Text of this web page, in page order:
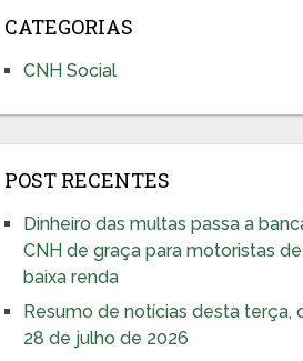
CATEGORIAS
CNH Social
POST RECENTES
Dinheiro das multas passa a
CNH de graça para motoristas de
baixa renda
Resumo de notícias desta terça,
28 de julho de 2026